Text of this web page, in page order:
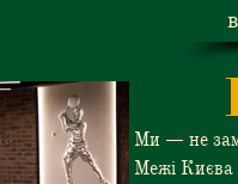
Ми — не
Межі Києва